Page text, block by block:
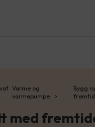
Varme og
varmepumpe
Bygg
med